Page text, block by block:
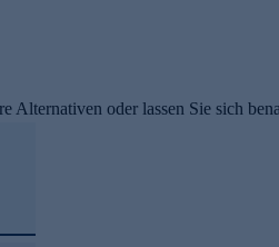
Alternativen oder lassen Sie sich